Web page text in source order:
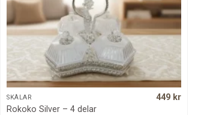
SKÅLAR
Rokoko Silver – 4 delar
449 kr